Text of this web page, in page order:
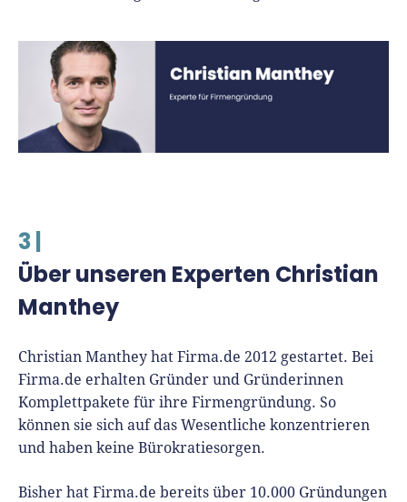
3 |
Über unseren Experten Christian
Manthey
Christian Manthey hat Firma.de 2012 gestartet. Bei
Firma.de erhalten Gründer und Gründerinnen
Komplettpakete für ihre Firmengründung. So
können sie sich auf das Wesentliche konzentrieren
und haben keine Bürokratiesorgen.
Bisher hat Firma.de bereits über 10.000 Gründungen